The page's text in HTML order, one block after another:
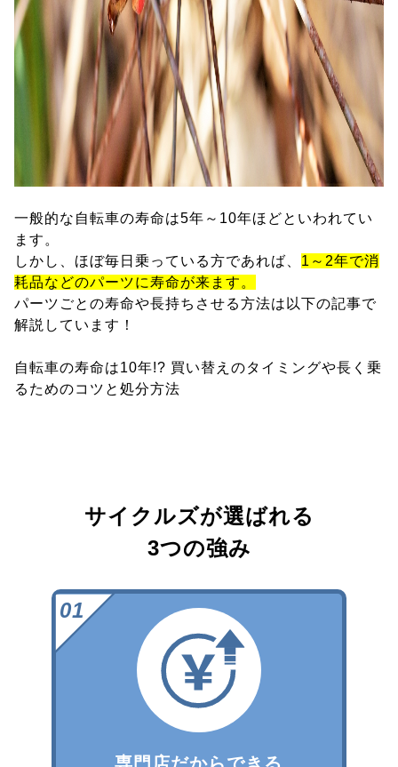
一般的な自転車の寿命は5年～10年ほどといわれてい
ます。
しかし、ほぼ毎日乗っている方であれば、 1～2年で消
耗品などのパーツに寿命が来ます。
パーツごとの寿命や長持ちさせる方法は以下の記事で
解説しています！
自転車の寿命は10年!? 買い替えのタイミングや長く乗
るためのコツと処分方法
サイクルズが選ばれる
3つの強み